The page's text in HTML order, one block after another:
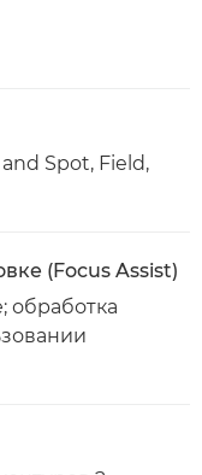
Spot, Field,
(Focus Assist)
обработка